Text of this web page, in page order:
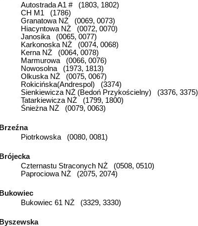
Autostrada A1 # (1803, 1802)
CH M1 (1786)
Granatowa NŻ (0069, 0073)
Hiacyntowa NŻ (0072, 0070)
Janosika (0065, 0077)
Karkonoska NŻ (0074, 0068)
Kerna NŻ (0064, 0078)
Marmurowa (0066, 0076)
Nowosolna (1973, 1813)
Olkuska NŻ (0075, 0067)
Rokicińska(Andrespol) (3374)
Sienkiewicza NŻ (Bedoń Przykościelny) (3376, 3375)
Tatarkiewicza NŻ (1799, 1800)
Śnieżna NŻ (0079, 0063)
Brzeźna
Piotrkowska (0080, 0081)
Brójecka
Czternastu Straconych NŻ (0508, 0510)
Paprociowa NŻ (2075, 2074)
Bukowiec
Bukowiec 61 NŻ (3329, 3330)
Byszewska